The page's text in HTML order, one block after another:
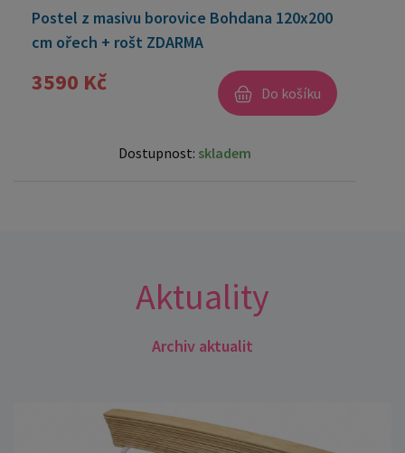
Postel z masivu borovice Bohdana 120x200
cm ořech + rošt ZDARMA
3590 Kč Do košíku
Dostupnost: skladem
Aktuality
Archiv aktualit